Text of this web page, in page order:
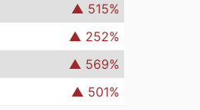
▲ 515%
▲ 252%
▲ 569%
▲ 501%